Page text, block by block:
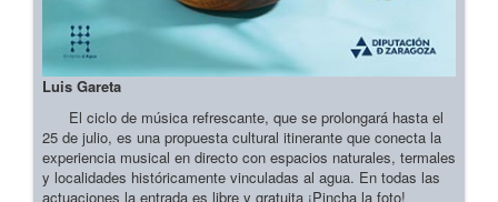
Luis Gareta
El ciclo de música refrescante, que se prolongará hasta el
25 de julio, es una propuesta cultural itinerante que conecta la
experiencia musical en directo con espacios naturales, termales
y localidades históricamente vinculadas al agua. En todas las
actuaciones la entrada es libre y gratuita ¡Pincha la foto!